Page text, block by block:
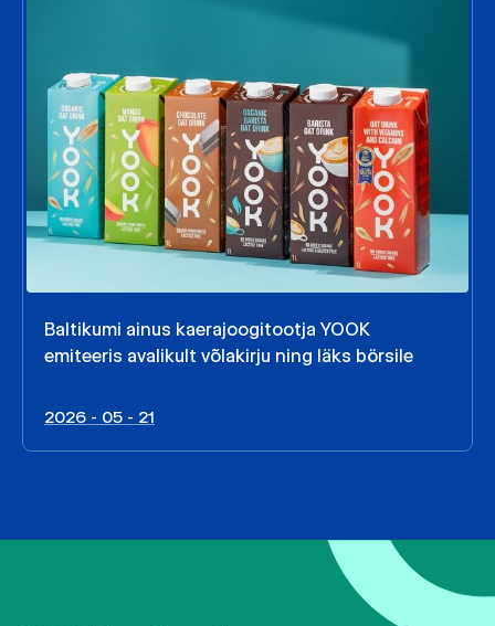
Baltikumi ainus kaerajoogitootja YOOK
emiteeris avalikult võlakirju ning läks börsile
2026 - 05 - 21